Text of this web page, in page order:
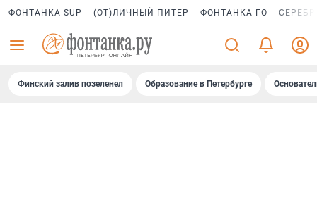
ФОНТАНКА SUP (ОТ)ЛИЧНЫЙ ПИТЕР ФОНТАНКА ГО
Финский залив позеленел Образование в Петербурге